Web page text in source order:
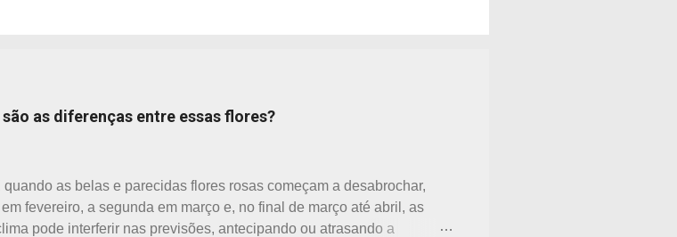
as diferenças entre essas flores?
as belas e parecidas flores rosas começam a desabrochar,
fevereiro, a segunda em março e, no final de março até abril, as
pode interferir nas previsões, antecipando ou atrasando a